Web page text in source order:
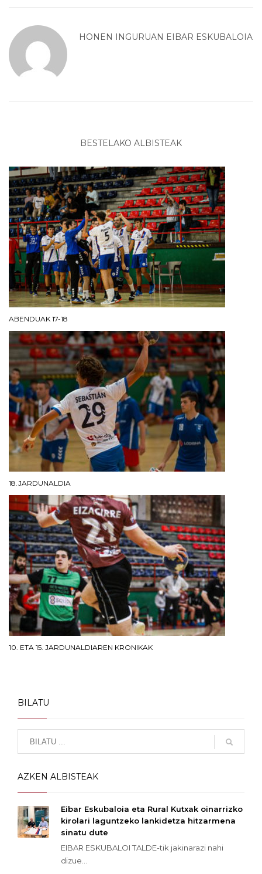
HONEN INGURUAN EIBAR ESKUBALOIA
BESTELAKO ALBISTEAK
ABENDUAK 17-18
18.JARDUNALDIA
10. ETA 15. JARDUNALDIAREN KRONIKAK
BILATU
AZKEN ALBISTEAK
Eibar Eskubaloia eta Rural Kutxak oinarrizko
kirolari laguntzeko lankidetza hitzarmena
sinatu dute
EIBAR ESKUBALOI TALDE-tik jakinarazi nahi
dizue...